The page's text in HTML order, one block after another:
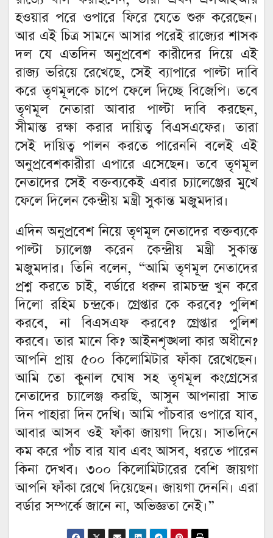
হওয়ার পরে ওপারে ফিরে যেতে শুরু করেছেন‌।
আর এই চিত্র সামনে আসার পরেই রাজ্যের শাসক
দল যে এতদিন অনুপ্রবেশ কারীদের দিয়ে এই
রাজ্য ভরিয়ে রেখেছে, সেই ব্যাপারে পাল্টা দাবি
করে তৃণমূলকে চাপে ফেলে দিচ্ছে বিজেপি। তবে
তৃণমূল নেতারা আবার পাল্টা দাবি করছেন,
সীমান্ত রক্ষা করার দায়িত্ব বিএসএফের। তারা
সেই দায়িত্ব পালন করতে পারেননি বলেই এই
অনুপ্রবেশকারীরা এপারে এসেছেন। তবে তৃণমূল
নেতাদের সেই বক্তব্যকেই এবার চ্যালেঞ্জের মুখে
ফেলে দিলেন কেন্দ্রীয় মন্ত্রী সুকান্ত মজুমদার।
এদিন অনুপ্রবেশ নিয়ে তৃণমূল নেতাদের বক্তব্যকে
পাল্টা চ্যালেঞ্জ করেন কেন্দ্রীয় মন্ত্রী সুকান্ত
মজুমদার। তিনি বলেন, “আমি তৃণমূল নেতাদের
প্রশ্ন করতে চাই, বর্ডারে ধরুন রামচন্দ্র খুন করে
দিলো রহিম চন্দ্রকে। গ্রেপ্তার কে করবে? পুলিশ
করবে, না বিএসএফ করবে? গ্রেপ্তার পুলিশ
করবে। তার মানে কি? আইনশৃঙ্খলা কার অধীনে?
আপনি প্রায় ৫০০ কিলোমিটার ফাঁকা রেখেছেন।
আমি তো কুনাল ঘোষ সহ তৃণমূল কংগ্রেসের
নেতাদের চ্যালেঞ্জ করছি, আসুন আপনারা সাত
দিন পাহারা দিন দেখি। আমি পাঁচবার ওপারে যাব,
আবার আসব ওই ফাঁকা জায়গা দিয়ে। সাতদিনে
কম করে পাঁচ বার যাব এবং আসব, ধরতে পারেন
কিনা দেখব। ৩০০ কিলোমিটারের বেশি জায়গা
আপনি ফাঁকা রেখে দিয়েছেন। জায়গা দেননি। এরা
বর্ডার সম্পর্কে জানে না, অভিজ্ঞতা নেই।”